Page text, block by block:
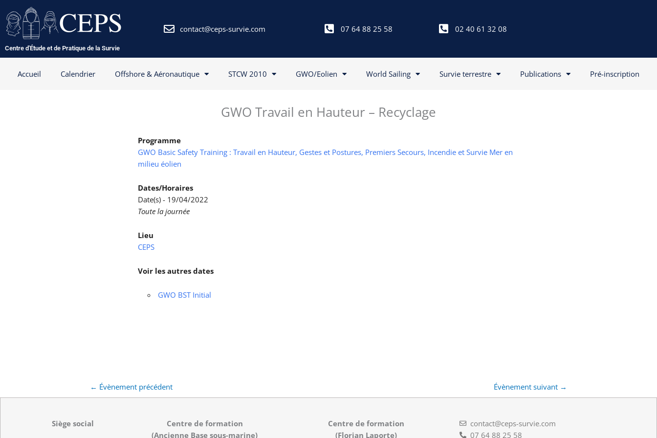
au
contenu
Centre d'Étude et de Pratique de la Survie
contact@ceps-survie.com 07 64 88 25 58 02 40 61 32 08
Accueil Calendrier Offshore & Aéronautique STCW 2010 GWO/Eolien World Sailing Survie terrestre Publications Pré-inscription
GWO Travail en Hauteur – Recyclage
Programme
GWO Basic Safety Training : Travail en Hauteur, Gestes et Postures, Premiers Secours, Incendie et Survie Mer en
milieu éolien
Dates/Horaires
Date(s) - 19/04/2022
Toute la journée
Lieu
CEPS
Voir les autres dates
GWO BST Initial
← Évènement précédent Évènement suivant →
Siège social
Centre de formation
(Ancienne Base sous-marine)
Centre de formation
(Florian Laporte)
contact@ceps-survie.com
07 64 88 25 58